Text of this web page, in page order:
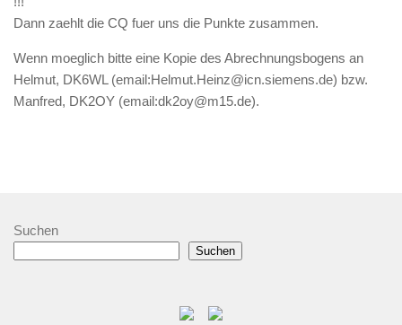
Dann zaehlt die CQ fuer uns die Punkte zusammen.
Wenn moeglich bitte eine Kopie des Abrechnungsbogens an
Helmut, DK6WL (email:Helmut.Heinz@icn.siemens.de) bzw.
Manfred, DK2OY (email:dk2oy@m15.de).
Suchen
Suchen